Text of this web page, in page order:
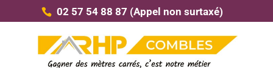
02 57 54 88 87 (Appel non surtaxé)